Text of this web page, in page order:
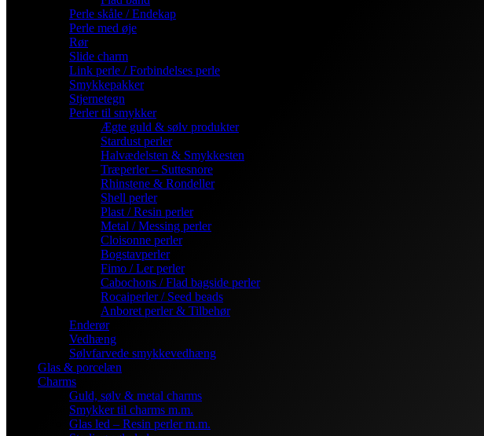
Perle skåle / Endekap
Perle med øje
Rør
Slide charm
Link perle / Forbindelses perle
Smykkepakker
Stjernetegn
Perler til smykker
Ægte guld & sølv produkter
Stardust perler
Halvædelsten & Smykkesten
Træperler – Suttesnore
Rhinstene & Rondeller
Shell perler
Plast / Resin perler
Metal / Messing perler
Cloisonne perler
Bogstavperler
Fimo / Ler perler
Cabochons / Flad bagside perler
Rocaiperler / Seed beads
Anboret perler & Tilbehør
Enderør
Vedhæng
Sølvfarvede smykkevedhæng
Glas & porcelæn
Charms
Guld, sølv & metal charms
Smykker til charms m.m.
Glas led – Resin perler m.m.